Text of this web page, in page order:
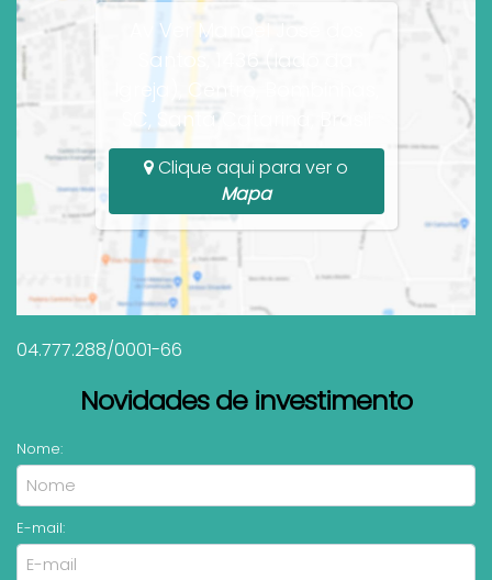
Av Ver Manoel José dos
Santos, 1436 (lado da
Igreja), Centro, Bombinhas,
SC, Santa Catarina, Brasil
Clique aqui para ver o
Mapa
04.777.288/0001-66
Novidades de investimento
Nome:
E-mail: